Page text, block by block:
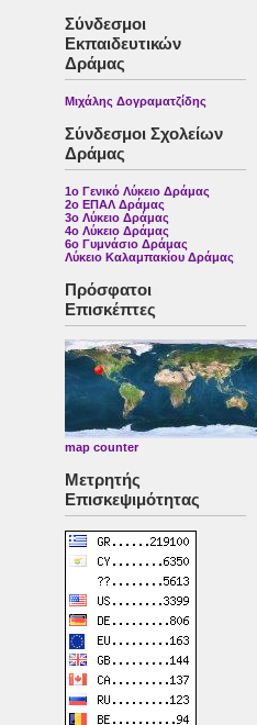
Σύνδεσμοι
Εκπαιδευτικών
Δράμας
Μιχάλης Δογραματζίδης
Σύνδεσμοι Σχολείων
Δράμας
1ο Γενικό Λύκειο Δράμας
2ο ΕΠΑΛ Δράμας
3ο Λύκειο Δράμας
4ο Λύκειο Δράμας
6ο Γυμνάσιο Δράμας
Λύκειο Καλαμπακίου Δράμας
Πρόσφατοι
Επισκέπτες
map counter
Μετρητής
Επισκεψιμότητας